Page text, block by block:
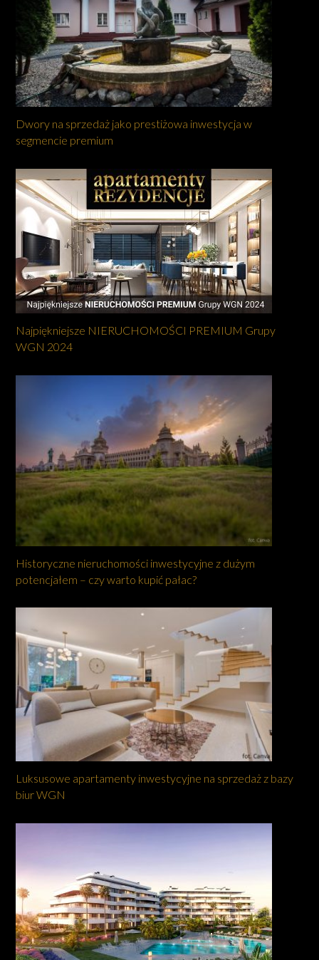
Dwory na sprzedaż jako prestiżowa inwestycja w
segmencie premium
Najpiękniejsze NIERUCHOMOŚCI PREMIUM Grupy
WGN 2024
Historyczne nieruchomości inwestycyjne z dużym
potencjałem – czy warto kupić pałac?
Luksusowe apartamenty inwestycyjne na sprzedaż z bazy
biur WGN